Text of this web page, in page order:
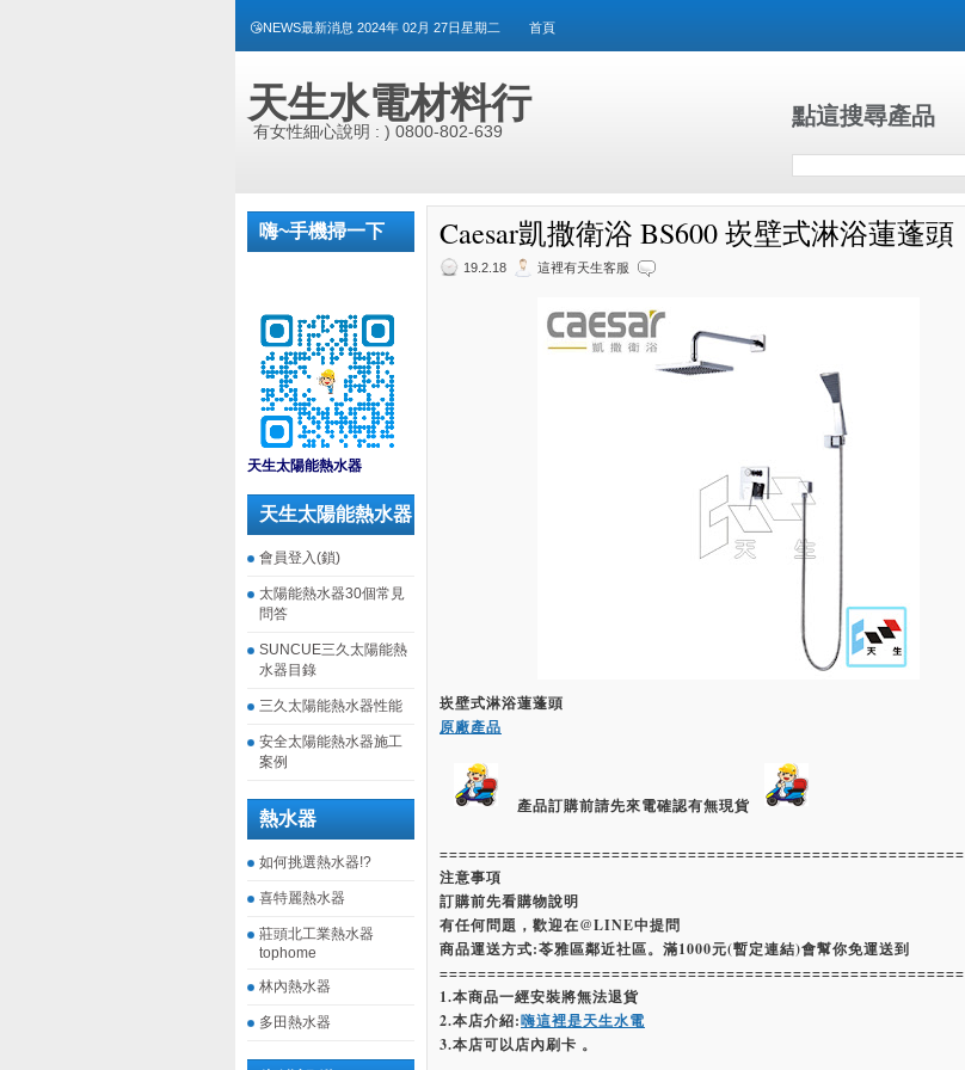
😘NEWS最新消息 2024年 02月 27日星期二 首頁
天生水電材料行
有女性細心說明 : ) 0800-802-639
點這搜尋產品
嗨~手機掃一下
天生太陽能熱水器
天生太陽能熱水器
會員登入(鎖)
太陽能熱水器30個常見
問答
SUNCUE三久太陽能熱
水器目錄
三久太陽能熱水器性能
安全太陽能熱水器施工
案例
熱水器
如何挑選熱水器!?
喜特麗熱水器
莊頭北工業熱水器
tophome
林內熱水器
多田熱水器
Caesar凱撒衛浴 BS600 崁壁式淋浴蓮蓬頭
19.2.18 這裡有天生客服
崁壁式淋浴蓮蓬頭
原廠產品
產品訂購前請先來電確認有無現貨
=======================================================
注意事項
訂購前先看購物說明
有任何問題，歡迎在@LINE中提問
商品運送方式:苓雅區鄰近社區。滿1000元(暫定連結)會幫你免運送到
=======================================================
1.本商品一經安裝將無法退貨
2.本店介紹:嗨這裡是天生水電
3.本店可以店內刷卡 。